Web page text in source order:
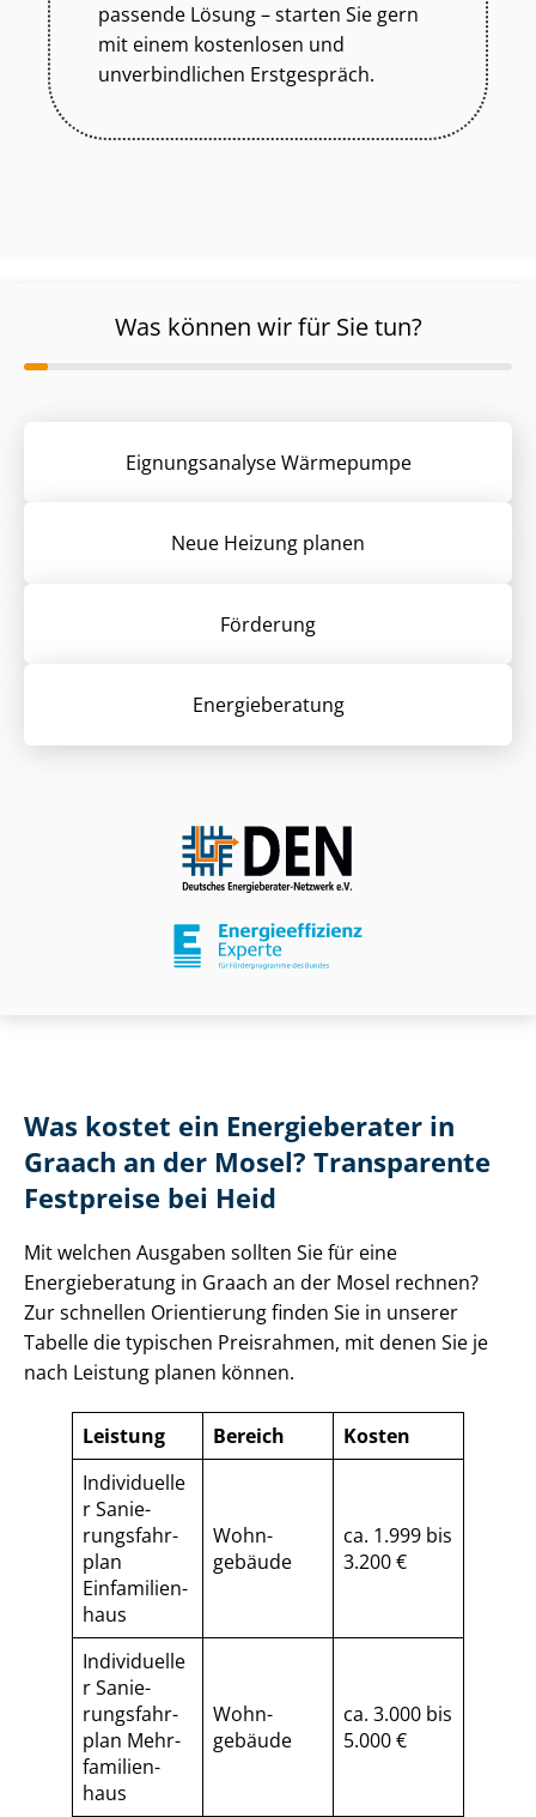
passende Lösung – starten Sie gern
mit einem kostenlosen und
unverbindlichen Erstgespräch.
Was können wir für Sie tun?
Eignungsanalyse Wärmepumpe
Neue Heizung planen
Förderung
Energieberatung
Was kostet ein Energieberater in
Graach an der Mosel? Transparente
Festpreise bei Heid
Mit welchen Ausgaben sollten Sie für eine
Energieberatung in Graach an der Mosel rechnen?
Zur schnellen Orientierung finden Sie in unserer
Tabelle die typischen Preisrahmen, mit denen Sie je
nach Leistung planen können.
Leistung Bereich
Kosten
Individuelle
r Sa­nie­
rungs­fahr­
plan
Einfamilien­
haus
Wohn­
gebäude
ca. 1.999 bis
3.200 €
Individuelle
r Sa­nie­
rungs­fahr­
plan Mehr­
fa­mi­li­en­
haus
Wohn­
gebäude
ca. 3.000 bis
5.000 €